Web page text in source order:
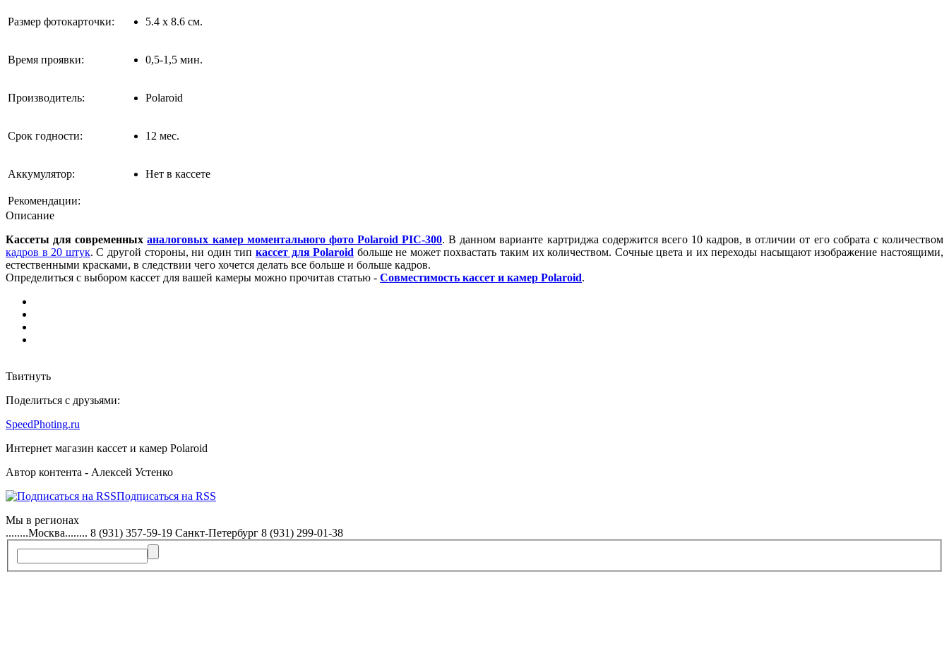
Размер фотокарточки: 5.4 х 8.6 см.
Время проявки: 0,5-1,5 мин.
Производитель: Polaroid
Срок годности: 12 мес.
Аккумулятор: Нет в кассете
Рекомендации:
Описание
Кассеты для современныханалоговых камер моментального фото Polaroid PIC-300. В данном варианте картриджа содержится всего 10 кадров, в отличии от его собрата с количеством
кадров в 20 штук. С другой стороны, ни один тип кассет для Polaroid больше не может похвастать таким их количеством. Сочные цвета и их переходы насыщают изображение настоящими,
естественными красками, в следствии чего хочется делать все больше и больше кадров.
Определиться с выбором кассет для вашей камеры можно прочитав статью - Совместимость кассет и камер Polaroid.
Твитнуть
Поделиться с друзьями:
SpeedPhoting.ru
Интернет магазин кассет и камер Polaroid
Автор контента - Алексей Устенко
Подписаться на RSS
Мы в регионах
........Москва........ 8 (931) 357-59-19 Санкт-Петербург 8 (931) 299-01-38